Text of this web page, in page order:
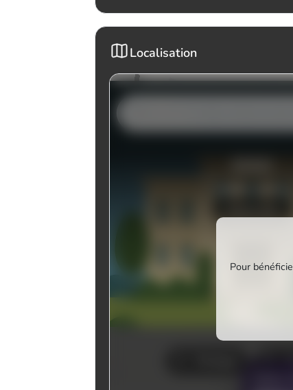
Localisation